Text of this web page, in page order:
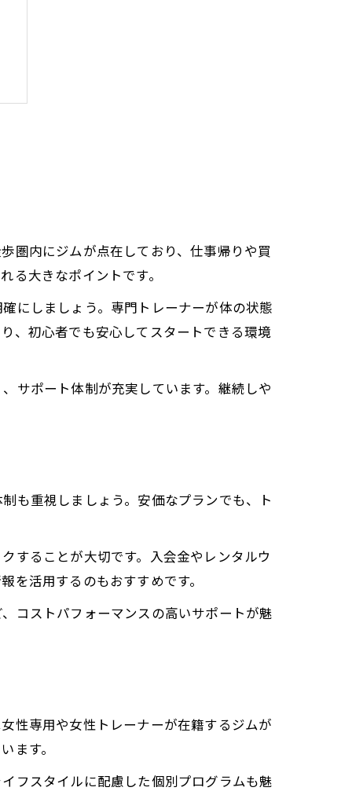
圏内にジムが点在しており、仕事帰りや買
る大きなポイントです。
にしましょう。専門トレーナーが体の状態
、初心者でも安心してスタートできる環境
サポート体制が充実しています。継続しや
も重視しましょう。安価なプランでも、ト
することが大切です。入会金やレンタルウ
活用するのもおすすめです。
コストパフォーマンスの高いサポートが魅
性専用や女性トレーナーが在籍するジムが
ます。
フスタイルに配慮した個別プログラムも魅